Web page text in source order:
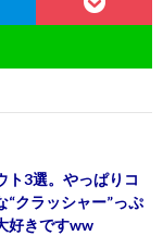
ト3選。やっぱりコ
“クラッシャー”っぷ
好きですww